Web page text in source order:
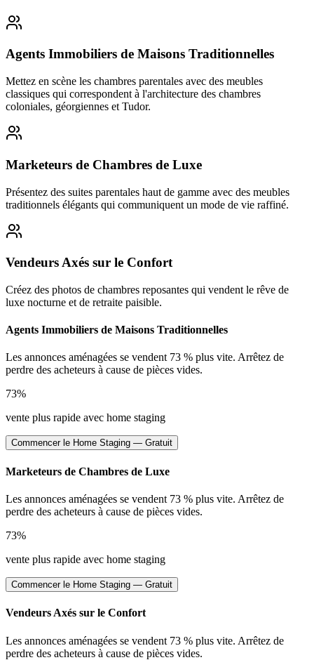
Agents Immobiliers de Maisons Traditionnelles
Mettez en scène les chambres parentales avec des meubles
classiques qui correspondent à l'architecture des chambres
coloniales, géorgiennes et Tudor.
Marketeurs de Chambres de Luxe
Présentez des suites parentales haut de gamme avec des meubles
traditionnels élégants qui communiquent un mode de vie raffiné.
Vendeurs Axés sur le Confort
Créez des photos de chambres reposantes qui vendent le rêve de
luxe nocturne et de retraite paisible.
Agents Immobiliers de Maisons Traditionnelles
Les annonces aménagées se vendent 73 % plus vite. Arrêtez de
perdre des acheteurs à cause de pièces vides.
73%
vente plus rapide avec home staging
Commencer le Home Staging — Gratuit
Marketeurs de Chambres de Luxe
Les annonces aménagées se vendent 73 % plus vite. Arrêtez de
perdre des acheteurs à cause de pièces vides.
73%
vente plus rapide avec home staging
Commencer le Home Staging — Gratuit
Vendeurs Axés sur le Confort
Les annonces aménagées se vendent 73 % plus vite. Arrêtez de
perdre des acheteurs à cause de pièces vides.